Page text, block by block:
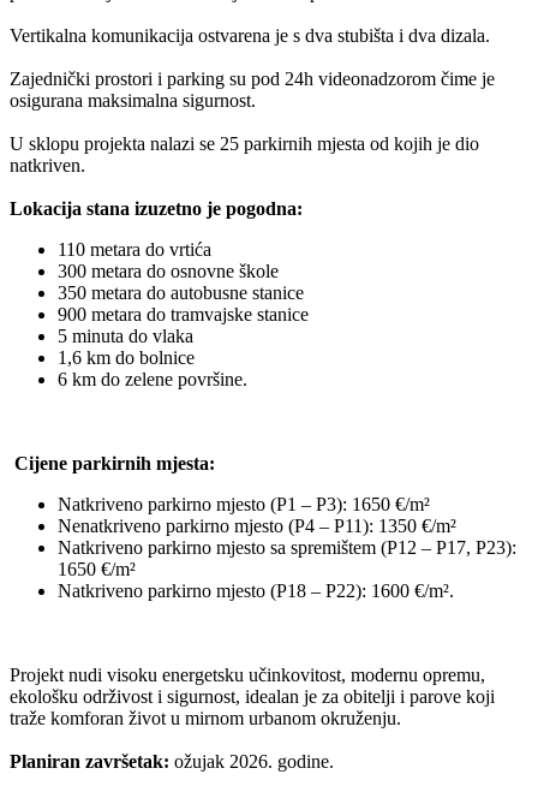
Vertikalna komunikacija ostvarena je s dva stubišta i dva dizala.
Zajednički prostori i parking su pod 24h videonadzorom čime je
osigurana maksimalna sigurnost.
U sklopu projekta nalazi se 25 parkirnih mjesta od kojih je dio
natkriven.
Lokacija stana izuzetno je pogodna:
110 metara do vrtića
300 metara do osnovne škole
350 metara do autobusne stanice
900 metara do tramvajske stanice
5 minuta do vlaka
1,6 km do bolnice
6 km do zelene površine.
Cijene parkirnih mjesta:
Natkriveno parkirno mjesto (P1 – P3): 1650 €/m²
Nenatkriveno parkirno mjesto (P4 – P11): 1350 €/m²
Natkriveno parkirno mjesto sa spremištem (P12 – P17, P23):
1650 €/m²
Natkriveno parkirno mjesto (P18 – P22): 1600 €/m².
Projekt nudi visoku energetsku učinkovitost, modernu opremu,
ekološku održivost i sigurnost, idealan je za obitelji i parove koji
traže komforan život u mirnom urbanom okruženju.
Planiran završetak: ožujak 2026. godine.